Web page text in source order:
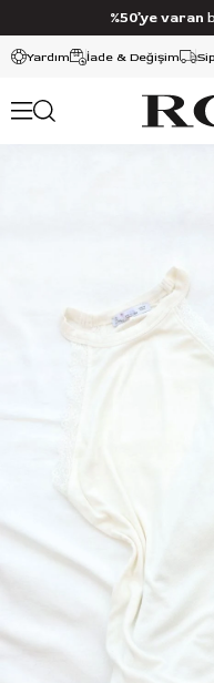
Yardım İade & Değişim
%50’ye varan